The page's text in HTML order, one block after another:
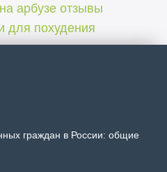
арбузе отзывы
для похудения
граждан в России: общие